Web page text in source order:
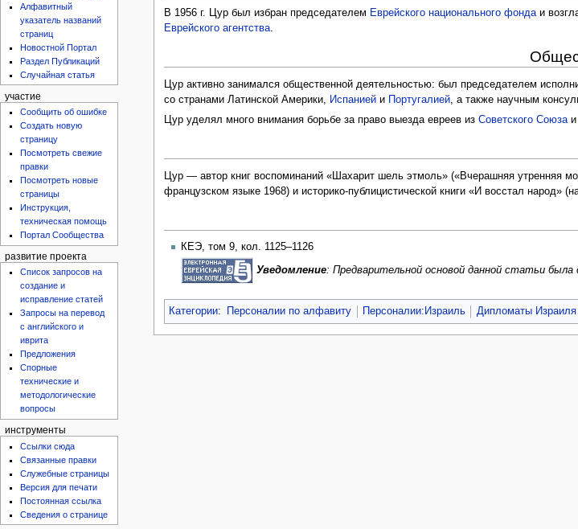
В 1956 г. Цур был избран председателем Еврейского национального фондаи
Еврейского агентства.
Цур активно занимался общественной деятельностью: был председателем
со странами Латинской Америки, Испанией и Португалией, а также научным
Цур уделял много внимания борьбе за право выезда евреев изСоветского Союзаи
Цур — автор книг воспоминаний «Шахарит шель этмоль» («Вчерашняя утренняя
французском языке 1968) и историко-публицистической книги «И восстал народ»
КЕЭ, том 9, кол. 1125–1126
Уведомление: Предварительной основой данной статьи
Категории: Персоналии по алфавиту Персоналии:Израиль Дипломаты Израиля
Алфавитный
указатель названий
страниц
Новостной Портал
Раздел Публикаций
Случайная статья
участие
Сообщить об ошибке
Создать новую
страницу
Посмотреть свежие
правки
Посмотреть новые
страницы
Инструкция,
техническая помощь
Портал Сообщества
развитие проекта
Список запросов на
создание и
исправление статей
Запросы на перевод
с английского и
иврита
Предложения
Спорные
технические и
методологические
вопросы
инструменты
Ссылки сюда
Связанные правки
Служебные страницы
Версия для печати
Постоянная ссылка
Сведения о странице